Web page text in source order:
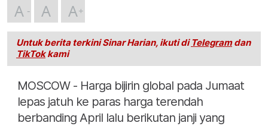
A A A
Untuk berita terkini Sinar Harian, ikuti di Telegramdan
TikTokkami
MOSCOW - Harga bijirin global pada Jumaat
lepas jatuh ke paras harga terendah
berbanding April lalu berikutan janji yang